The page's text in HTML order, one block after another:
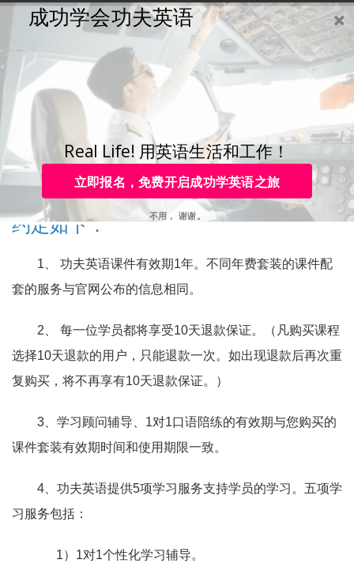
购买
咨询
注册
登录
Toggle
navigation
咨询热线：
4006-979-088 或 0755-88820630
功夫英语课程及服务使用
约定
正式学员享受的服务及课程、服务使用
约定如下：
1、 功夫英语课件有效期1年。不同年费套装的课件配
套的服务与官网公布的信息相同。
2、 每一位学员都将享受10天退款保证。（凡购买课程
选择10天退款的用户，只能退款一次。如出现退款后再次重
复购买，将不再享有10天退款保证。）
3、学习顾问辅导、1对1口语陪练的有效期与您购买的
课件套装有效期时间和使用期限一致。
4、功夫英语提供5项学习服务支持学员的学习。五项学
习服务包括：
1）1对1个性化学习辅导。
立即报名，免费开启成功学英语之旅
成功学会功夫英语
Real Life! 用英语生活和工作！
不用， 谢谢。